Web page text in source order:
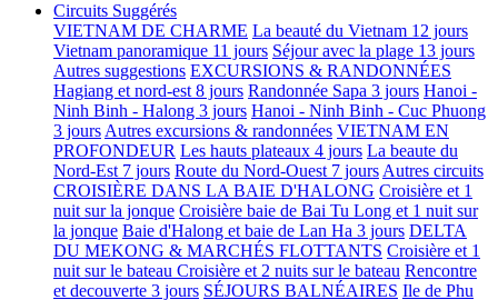
Circuits Suggérés
VIETNAM DE CHARME La beauté du Vietnam 12 jours
Vietnam panoramique 11 jours Séjour avec la plage 13 jours
Autres suggestions EXCURSIONS & RANDONNÉES
Hagiang et nord-est 8 jours Randonnée Sapa 3 jours Hanoi -
Ninh Binh - Halong 3 jours Hanoi - Ninh Binh - Cuc Phuong
3 jours Autres excursions & randonnées VIETNAM EN
PROFONDEUR Les hauts plateaux 4 jours La beaute du
Nord-Est 7 jours Route du Nord-Ouest 7 jours Autres circuits
CROISIÈRE DANS LA BAIE D'HALONG Croisière et 1
nuit sur la jonque Croisière baie de Bai Tu Long et 1 nuit sur
la jonque Baie d'Halong et baie de Lan Ha 3 jours DELTA
DU MEKONG & MARCHÉS FLOTTANTS Croisière et 1
nuit sur le bateau Croisière et 2 nuits sur le bateau Rencontre
et decouverte 3 jours SÉJOURS BALNÉAIRES Ile de Phu